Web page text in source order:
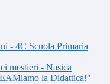
- 4C Scuola Primaria
mestieri - Nasica
la Didattica!"